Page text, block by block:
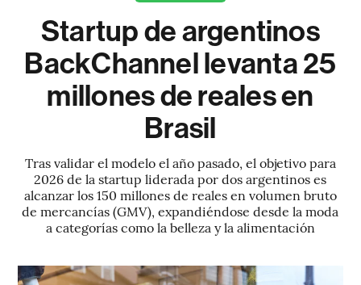
Startup de argentinos
BackChannel levanta 25
millones de reales en
Brasil
Tras validar el modelo el año pasado, el objetivo para
2026 de la startup liderada por dos argentinos es
alcanzar los 150 millones de reales en volumen bruto
de mercancías (GMV), expandiéndose desde la moda
a categorías como la belleza y la alimentación